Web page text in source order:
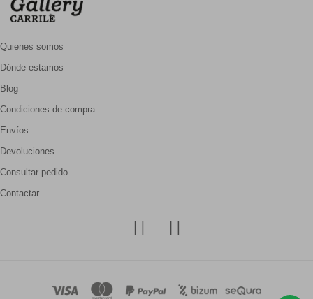
Quienes somos
Dónde estamos
Blog
Condiciones de compra
Envíos
Devoluciones
Consultar pedido
Contactar